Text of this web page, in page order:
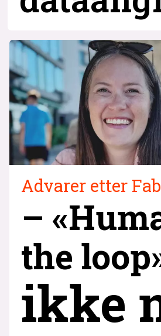
Advarer etter
–
the
ikke